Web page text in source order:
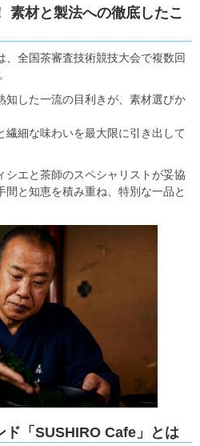
素材と製法への徹底したこ
、全国茶審査技術競技大会で複数回
知した一流の目利きが、素材選びか
繊細な味わいを最大限に引き出して
シエと茶師のスペシャリストが妥協
間と知恵を積み重ね、特別な一品と
ド「SUSHIRO Cafe」とは